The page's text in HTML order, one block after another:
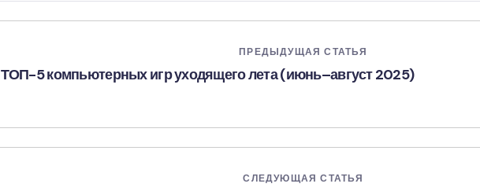
ПРЕДЫДУЩАЯ СТАТЬЯ
ТОП-5 компьютерных игр уходящего лета (июнь–август 2025)
СЛЕДУЮЩАЯ СТАТЬЯ